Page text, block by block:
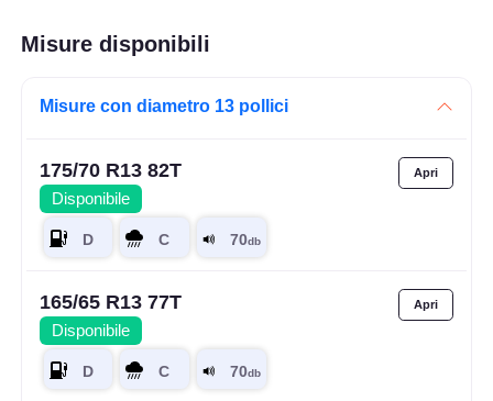
Misure disponibili
Misure con diametro 13 pollici
175/70 R13 82T
Disponibile
165/65 R13 77T
Disponibile